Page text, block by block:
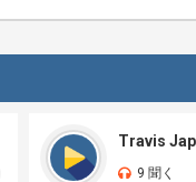
Travis
9 聞く